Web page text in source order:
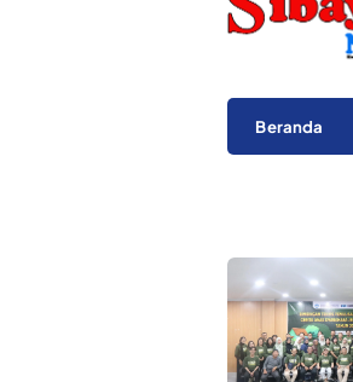
Beranda